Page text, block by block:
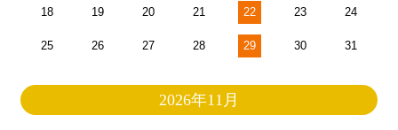
18 19 20 21 22 23 24
25 26 27 28 29 30 31
2026年11月